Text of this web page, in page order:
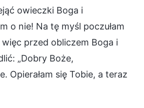
owieczki Boga i
o nie! Na tę myśl poczułam
więc przed obliczem Boga i
„Dobry Boże,
Opierałam się Tobie, a teraz